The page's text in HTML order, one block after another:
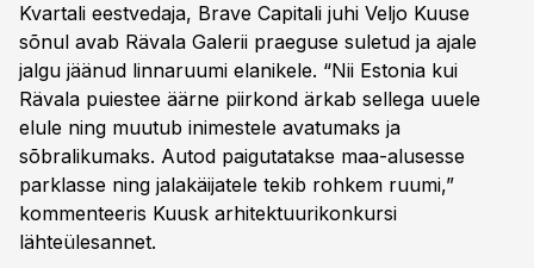
Kvartali eestvedaja, Brave Capitali juhi Veljo Kuuse
sõnul avab Rävala Galerii praeguse suletud ja ajale
jalgu jäänud linnaruumi elanikele. “Nii Estonia kui
Rävala puiestee äärne piirkond ärkab sellega uuele
elule ning muutub inimestele avatumaks ja
sõbralikumaks. Autod paigutatakse maa-alusesse
parklasse ning jalakäijatele tekib rohkem ruumi,”
kommenteeris Kuusk arhitektuurikonkursi
lähteülesannet.